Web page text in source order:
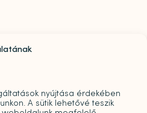
nyújtása érdekében
A sütik lehetővé teszik